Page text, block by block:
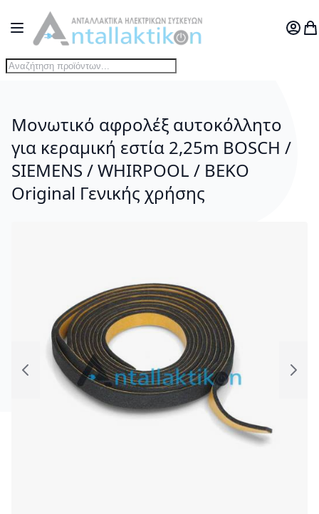
Μετάβαση στο περιεχόμενο
Toggle Nav
Ο
Μονωτικό αφρολέξ αυτοκόλλητο
για κεραμική εστία 2,25m BOSCH /
SIEMENS / WHIRPOOL / BEKO
Original Γενικής χρήσης